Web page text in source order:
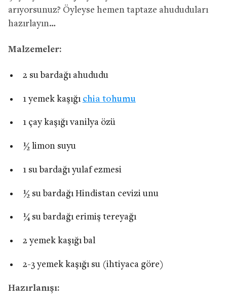
arıyorsunuz? Öyleyse hemen taptaze ahududuları
hazırlayın…
Malzemeler:
2 su bardağı ahududu
1 yemek kaşığı chia tohumu
1 çay kaşığı vanilya özü
½ limon suyu
1 su bardağı yulaf ezmesi
½ su bardağı Hindistan cevizi unu
¼ su bardağı erimiş tereyağı
2 yemek kaşığı bal
2-3 yemek kaşığı su (ihtiyaca göre)
Hazırlanışı: